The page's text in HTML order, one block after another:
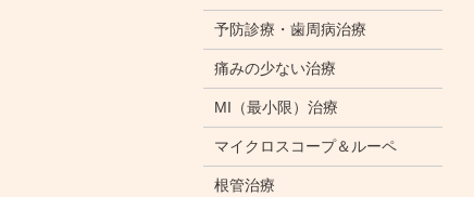
予防診療・歯周病治療
痛みの少ない治療
MI（最小限）治療
マイクロスコープ＆ルーペ
根管治療